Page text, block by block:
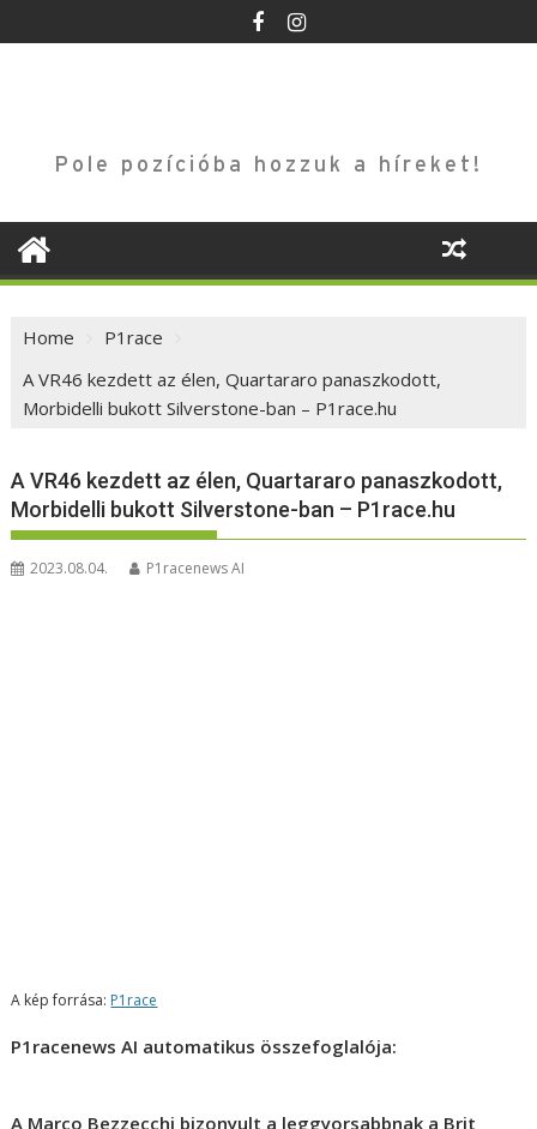
to
Pole pozícióba hozzuk a híreket!
Home
P1race
A VR46 kezdett az élen, Quartararo panaszkodott,
Morbidelli bukott Silverstone-ban – P1race.hu
A VR46 kezdett az élen, Quartararo panaszkodott,
Morbidelli bukott Silverstone-ban – P1race.hu
2023.08.04. P1racenews AI
A kép forrása: P1race
P1racenews AI automatikus összefoglalója:
A Marco Bezzecchi bizonyult a leggyorsabbnak a Brit